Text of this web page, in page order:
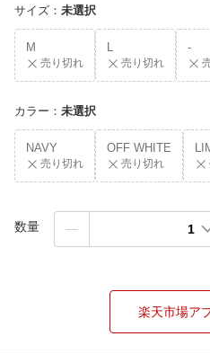
サイズ ： 未選択
M
売り切れ
L
売り切れ
‐
カラー ： 未選択
NAVY
売り切れ
OFF WHITE
売り切れ
数量 1
楽天市場ア